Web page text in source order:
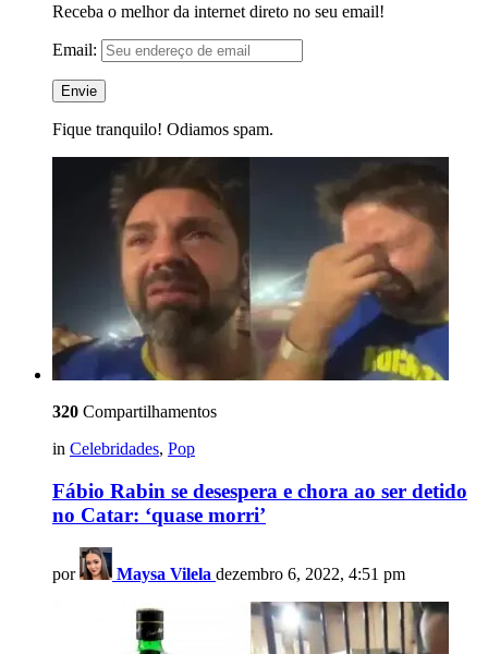
Receba o melhor da internet direto no seu email!
Email:
Fique tranquilo! Odiamos spam.
320 Compartilhamentos
in Celebridades, Pop
Fábio Rabin se desespera e chora ao ser detido
no Catar: ‘quase morri’
por Maysa Vilela dezembro 6, 2022, 4:51 pm